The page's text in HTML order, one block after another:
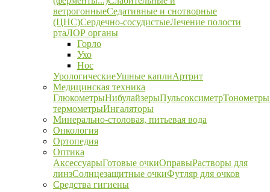
ветрогонныеСедативные и снотворные
(ЦНС)Сердечно-сосудистыеЛечение полости
ртаЛОР органы
Горло
Ухо
Нос
УрологическиеУшные каплиАртрит
Медицинская техника
ГлюкометрыНибулайзерыПульсоксиметрТонометры
термометрыИнгаляторы
Минерально-столовая, питьевая вода
Онкология
Ортопедия
Оптика
АксессуарыГотовые очкиОправыРастворы для
линзСолнцезащитные очкиФутляр для очков
Средства гигиены